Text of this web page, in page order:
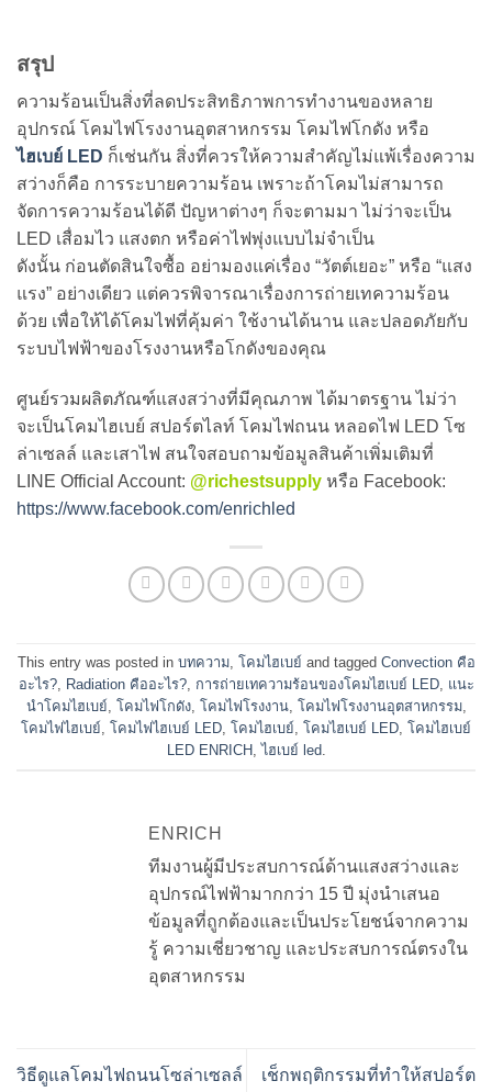
สรุป
ความร้อนเป็นสิ่งที่ลดประสิทธิภาพการทำงานของหลาย
อุปกรณ์ โคมไฟโรงงานอุตสาหกรรม โคมไฟโกดัง หรือ
ไฮเบย์ LED ก็เช่นกัน สิ่งที่ควรให้ความสำคัญไม่แพ้เรื่องความ
สว่างก็คือ การระบายความร้อน เพราะถ้าโคมไม่สามารถ
จัดการความร้อนได้ดี ปัญหาต่างๆ ก็จะตามมา ไม่ว่าจะเป็น
LED เสื่อมไว แสงตก หรือค่าไฟพุ่งแบบไม่จำเป็น
ดังนั้น ก่อนตัดสินใจซื้อ อย่ามองแค่เรื่อง “วัตต์เยอะ” หรือ “แสง
แรง” อย่างเดียว แต่ควรพิจารณาเรื่องการถ่ายเทความร้อน
ด้วย เพื่อให้ได้โคมไฟที่คุ้มค่า ใช้งานได้นาน และปลอดภัยกับ
ระบบไฟฟ้าของโรงงานหรือโกดังของคุณ
ศูนย์รวมผลิตภัณฑ์แสงสว่างที่มีคุณภาพ ได้มาตรฐาน ไม่ว่า
จะเป็นโคมไฮเบย์ สปอร์ตไลท์ โคมไฟถนน หลอดไฟ LED โซ
ล่าเซลล์ และเสาไฟ สนใจสอบถามข้อมูลสินค้าเพิ่มเติมที่
LINE Official Account: @richestsupply หรือ Facebook:
https://www.facebook.com/enrichled
This entry was posted in บทความ, โคมไฮเบย์ and tagged Convection คือ
อะไร?, Radiation คืออะไร?, การถ่ายเทความร้อนของโคมไฮเบย์ LED, แนะ
นำโคมไฮเบย์ โคมไฟโกดัง, โคมไฟโรงงาน, โคมไฟโรงงานอุตสาหกรรม,
โคมไฟไฮเบย์ โคมไฟไฮเบย์ LED โคมไฮเบย์ โคมไฮเบย์ LED โคมไฮเบย์
LED ENRICH,ไฮเบย์ led.
ENRICH
ทีมงานผู้มีประสบการณ์ด้านแสงสว่างและ
อุปกรณ์ไฟฟ้ามากกว่า 15 ปี มุ่งนำเสนอ
ข้อมูลที่ถูกต้องและเป็นประโยชน์จากความ
รู้ ความเชี่ยวชาญ และประสบการณ์ตรงใน
อุตสาหกรรม
วิธีดูแลโคมไฟถนนโซล่าเซลล์
เช็กพฤติกรรมที่ทำให้สปอร์ต